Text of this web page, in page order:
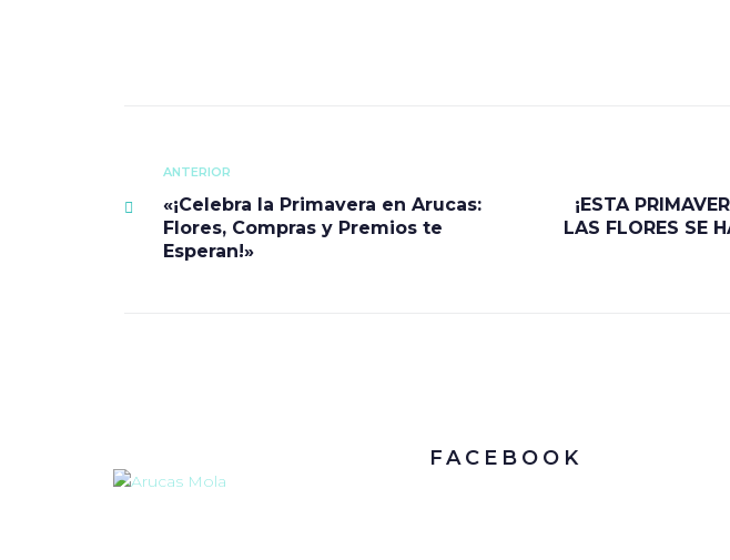
ANTERIOR
«¡Celebra la Primavera en Arucas:
Flores, Compras y Premios te
Esperan!»
¡ESTA
LAS FLORES SE
FACEBOOK